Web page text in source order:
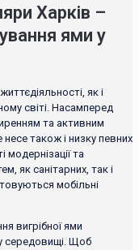
Харків –
ями у
як і
світі. Насамперед
та активним
також і низку певних
та
як санітарних, так і
мобільні
вигрібної ями
середовищі. Щоб